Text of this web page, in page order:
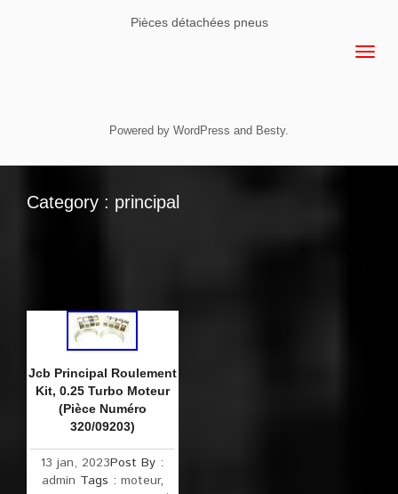
Pièces détachées pneus
Powered by WordPress and Besty.
Category : principal
Jcb Principal Roulement
Kit, 0.25 Turbo Moteur
(Pièce Numéro
320/09203)
13 jan, 2023Post By :
admin Tags : moteur,